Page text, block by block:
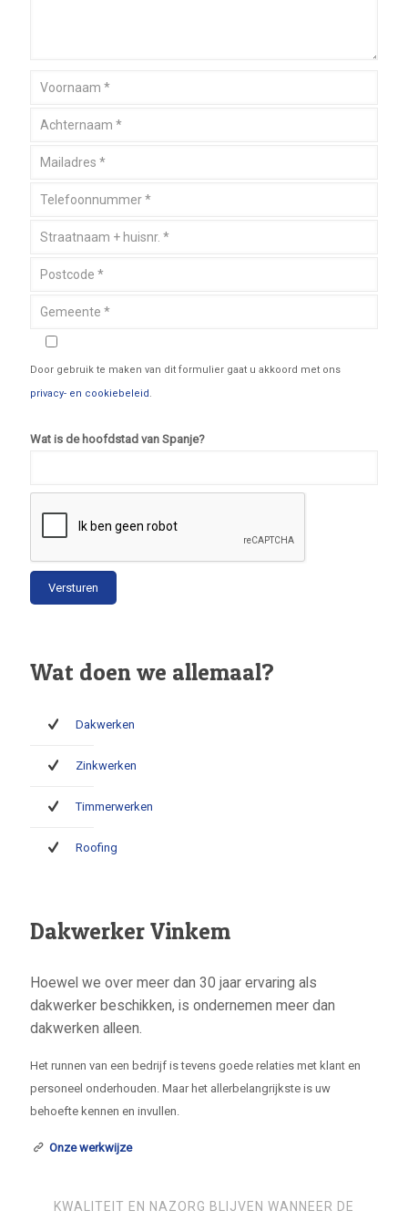
Door gebruik te maken van dit formulier gaat u akkoord met ons
privacy- en cookiebeleid.
Wat is de hoofdstad van Spanje?
Wat doen we allemaal?
Dakwerken
Zinkwerken
Timmerwerken
Roofing
Dakwerker Vinkem
Hoewel we over meer dan 30 jaar ervaring als
dakwerker beschikken, is ondernemen meer dan
dakwerken alleen.
Het runnen van een bedrijf is tevens goede relaties met klant en
personeel onderhouden. Maar het allerbelangrijkste is uw
behoefte kennen en invullen.
Onze werkwijze
KWALITEIT EN NAZORG BLIJVEN WANNEER DE